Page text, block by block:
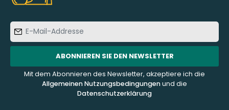
Mail-
Addresse
ABONNIEREN SIE DEN NEWSLETTER
Mit dem Abonnieren des Newsletter, akzeptiere ich die
Allgemeinen Nutzungsbedingungenund die
Datenschutzerklärung